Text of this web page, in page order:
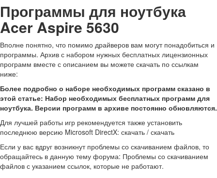
Программы для ноутбука
Acer Aspire 5630
Вполне понятно, что помимо драйверов вам могут понадобиться и
программы. Архив с набором нужных бесплатных лицензионных
программ вместе с описанием вы можете скачать по ссылкам
ниже:
Более подробно о наборе необходимых программ сказано в
этой статье: Набор необходимых бесплатных программ для
ноутбука. Версии программ в архиве постоянно обновляются.
Для лучшей работы игр рекомендуется также установить
последнюю версию Microsoft DirectX: скачать / скачать
Если у вас вдруг возникнут проблемы со скачиванием файлов, то
обращайтесь в данную тему форума: Проблемы со скачиванием
файлов с указанием ссылок, которые не работают.